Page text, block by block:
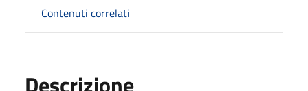
Contenuti correlati